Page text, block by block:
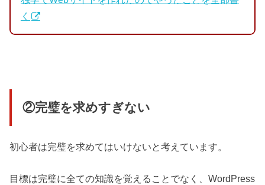
く
②完璧を求めすぎない
初心者は完璧を求めてはいけないと考えています。
目標は完璧に全ての知識を覚えることでなく、WordPress